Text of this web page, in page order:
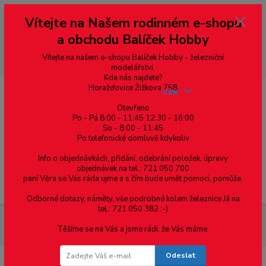
--- pro zákazníky ze Slovenska a jiných zemí, pokud chcete platit v eurech
přepněte si e-shop na euro 💶 pro přepočet měny - pravý horní roh ---
dobírky – pokud si z nějakého důvodu zásilku nevyzvednete, bude po
domluvě zaslána znovu s opětovnou platbou za poštovné, v opačném
případě bude zrušena a účet přidán na blacklist a rušeny následující
objednávky.
Menu
CZK
Šroub "vratový" s nízkou zaoblenou hlavou M6x32 mm
Vítejte na Našem rodinném e-shopu
a obchodu Balíček Hobby
Vítejte na našem e-shopu Balíček Hobby - železniční
modelářství.
Kde nás najdete?
Horažďovice Žižkova 758
Otevřeno
Po - Pá 8:00 - 11:45 12:30 - 16:00
So - 8:00 - 11:45
Po telefonické domluvě kdykoliv
Info o objednávkách, přidání, odebrání položek, úpravy
objednávek na tel.: 721 050 700
paní Věra se Vás ráda ujme a s čím bude umět pomoci, pomůže.
Odborné dotazy, náměty, vše podrobné kolem železnice Já na
tel.: 721 050 382 :-)
Těšíme se na Vás a jsme rádi, že Vás máme.
Odeslat